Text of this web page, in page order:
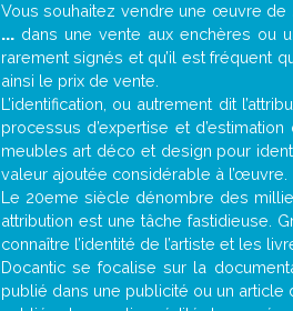
Vous souhaitez vendre une œuvre de
...dans une vente aux enchères ou
rarement signés et qu’il est fréquent
ainsi le prix de vente.
L’identification, ou autrement dit
processus d’expertise et
meubles art déco et design pour
valeur ajoutée considérable à l’œuvre.
Le 20eme siècle dénombre des
attribution est une tâche fastidieuse.
connaître l’identité de l’artiste et les
Docantic se focalise sur la
publié dans une publicité ou un